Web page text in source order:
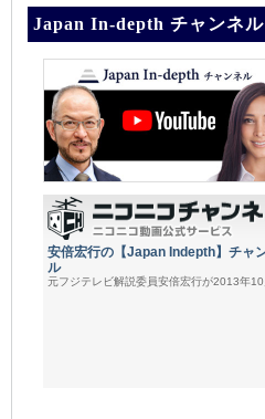
Japan In-depth チャンネル